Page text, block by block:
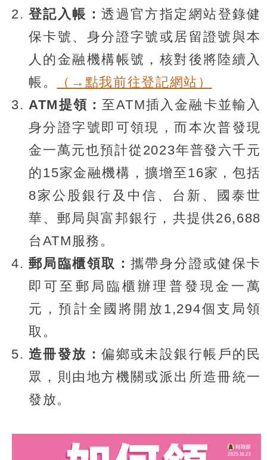
登記入帳：透過官方指定網站登錄健
保卡號、身分證字號或居留證號與本
人的金融機構帳號，核對後將陸續入
帳。
（→點我前往登記網站）
ATM提領： 至ATM插入金融卡並輸入
身分證字號即可領現，而本次普發現
金一萬元也預計從2023年普發六千元
的15家金融機構，擴增至16家，包括
8家公股銀行及中信、台新、國泰世
華、郵局與富邦銀行，共提供26,688
台ATM服務。
郵局臨櫃領取： 攜帶身分證或健保卡
即可至郵局臨櫃辦理普發現金一萬
元，預計全國將開放1,294個支局領
取。
造冊發放：偏鄉或未設銀行帳戶的民
眾，則由地方機關或派出所造冊統一
發放。